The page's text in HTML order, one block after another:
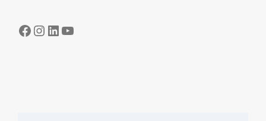
Facebook
Instagram
LinkedIn
YouTube